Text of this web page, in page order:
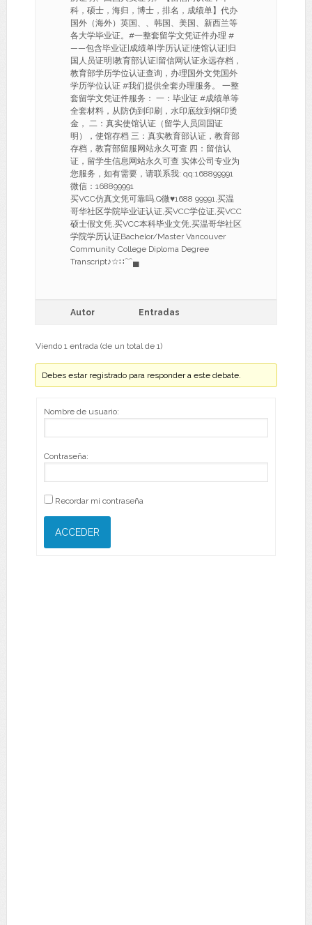
科，硕士，海归，博士，排名，成绩单】代办
国外（海外）英国、、韩国、美国、新西兰等
各大学毕业证。#一整套留学文凭证件办理 #
——包含毕业证|成绩单|学历认证|使馆认证|归
国人员证明|教育部认证|留信网认证永远存档，
教育部学历学位认证查询，办理国外文凭国外
学历学位认证 #我们提供全套办理服务。 一整
套留学文凭证件服务： 一：毕业证 #成绩单等
全套材料，从防伪到印刷，水印底纹到钢印烫
金， 二：真实使馆认证（留学人员回国证
明），使馆存档 三：真实教育部认证，教育部
存档，教育部留服网站永久可查 四：留信认
证，留学生信息网站永久可查 实体公司专业为
您服务，如有需要，请联系我: qq:168899991
微信：168899991
买VCC仿真文凭可靠吗,Q微♥1688 99991,买温
哥华社区学院毕业证认证,买VCC学位证,买VCC
硕士假文凭,买VCC本科毕业文凭,买温哥华社区
学院学历认证Bachelor/Master Vancouver
Community College Diploma Degree
Transcript♪☆∷﹌▄
Autor Entradas
Viendo 1 entrada (de un total de 1)
Debes estar registrado para responder a este debate.
Nombre de usuario:
Contraseña:
Recordar mi contraseña
ACCEDER